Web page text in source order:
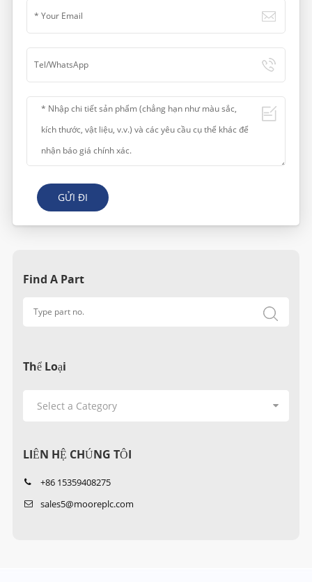
GỬI ĐI
Find A Part
Thể Loại
LIÊN HỆ CHÚNG TÔI
+86 15359408275
sales5@mooreplc.com